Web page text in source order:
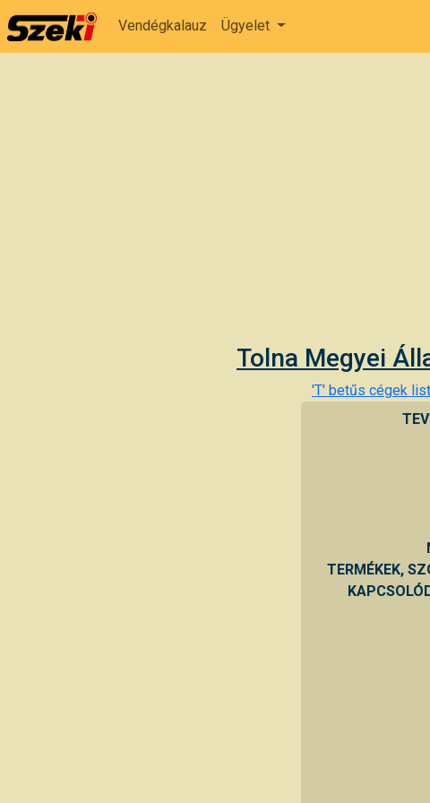
Vendégkalauz Ügyelet
Tolna Megyei
'T' betűs cégek
TERMÉKEK,